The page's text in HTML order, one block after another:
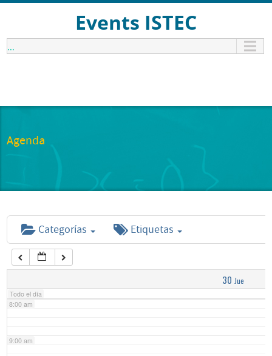
Events ISTEC
...
Agenda
Categorías Etiquetas
30 Jue
Todo el día
1:00 am
6:00 am
7:00 am
8:00 am
9:00 am